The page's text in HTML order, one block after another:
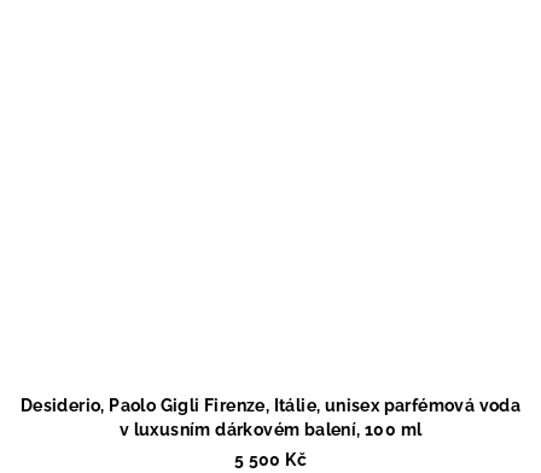
Desiderio, Paolo Gigli Firenze, Itálie, unisex parfémová voda
v luxusním dárkovém balení, 100 ml
5 500 Kč